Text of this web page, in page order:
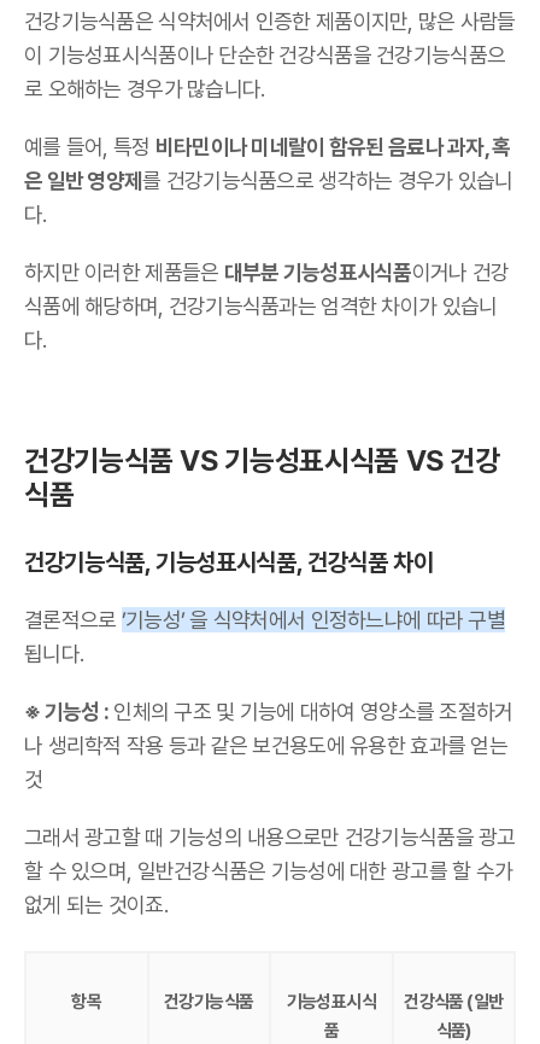
건강기능식품은 식약처에서 인증한 제품이지만, 많은 사람들
이 기능성표시식품이나 단순한 건강식품을 건강기능식품으
로 오해하는 경우가 많습니다.
예를 들어, 특정 비타민이나 미네랄이 함유된 음료나 과자, 혹
은 일반 영양제를 건강기능식품으로 생각하는 경우가 있습니
다.
하지만 이러한 제품들은 대부분 기능성표시식품이거나 건강
식품에 해당하며, 건강기능식품과는 엄격한 차이가 있습니
다.
건강기능식품 VS 기능성표시식품 VS 건강
식품
건강기능식품, 기능성표시식품, 건강식품 차이
결론적으로 ’기능성’ 을 식약처에서 인정하느냐에 따라 구별
됩니다.
※ 기능성 :인체의 구조 및 기능에 대하여 영양소를 조절하거
나 생리학적 작용 등과 같은 보건용도에 유용한 효과를 얻는
것
그래서 광고할 때 기능성의 내용으로만 건강기능식품을 광고
할 수 있으며, 일반건강식품은 기능성에 대한 광고를 할 수가
없게 되는 것이죠.
항목 건강기능식품
기능성표시식
품
건강식품 (일반
식품)